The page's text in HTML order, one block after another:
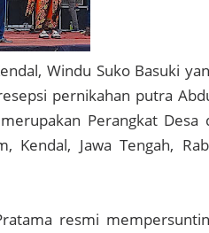
Windu Suko Basuki
pernikahan putra
Perangkat Desa
Kendal, Jawa Tengah,
resmi